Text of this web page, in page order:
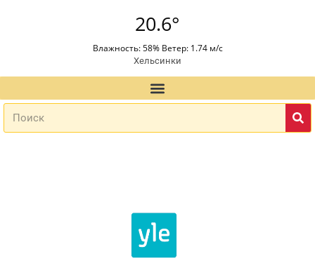
20.6°
Влажность: 58% Ветер: 1.74 м/с
Хельсинки